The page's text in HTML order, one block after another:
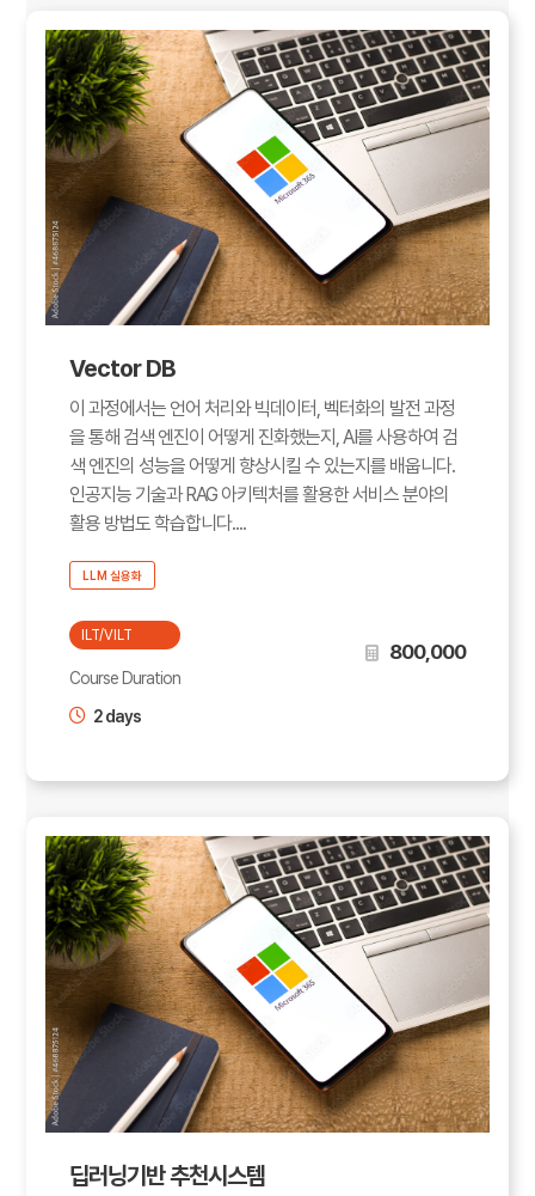
Vector DB
이 과정에서는 언어 처리와 빅데이터, 벡터화의 발전 과정
을 통해 검색 엔진이 어떻게 진화했는지, AI를 사용하여 검
색 엔진의 성능을 어떻게 향상시킬 수 있는지를 배웁니다.
인공지능 기술과 RAG 아키텍처를 활용한 서비스 분야의
활용 방법도 학습합니다....
LLM 실용화
ILT/VILT
Course Duration
2 days
800,000
딥러닝기반 추천시스템